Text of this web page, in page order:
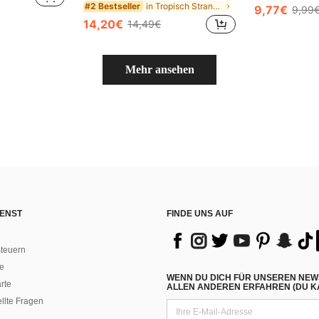
#2 Bestseller in Tropisch Strandshorts für Herren
14,20€ 14,49€
9,77€
Mehr ansehen
Fragen
FINDE UNS AUF
WENN DU DICH FÜR UNSEREN
ALLEN ANDEREN ERFAHREN (DU